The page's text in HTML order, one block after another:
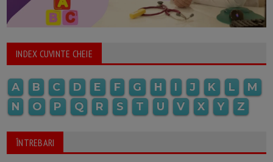
INDEX CUVINTE CHEIE
A B C D E F G H I J K L
M
N
O P Q R S T U V X Y Z
ÎNTREBARI